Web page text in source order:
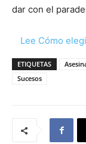
dar con el
Lee Cómo
ETIQUETAS
Sucesos